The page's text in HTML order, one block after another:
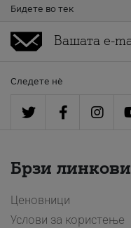
Бидете во тек
Следете нè
Брзи линкови
Ценовници
Услови за користење